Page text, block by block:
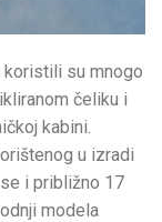
su mnogo
čeliku i
kabini.
u izradi
i približno 17
modela